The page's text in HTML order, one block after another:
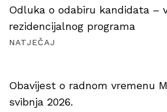
Odluka o odabiru kandidata –
rezidencijalnog programa
NATJEČAJ
Obavijest o radnom vremenu
svibnja 2026.